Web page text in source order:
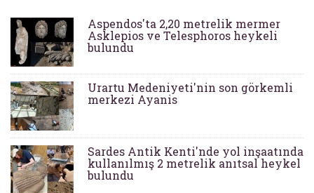
Aspendos'ta 2,20 metrelik mermer
Asklepios ve Telesphoros heykeli
bulundu
Urartu Medeniyeti'nin son görkemli
merkezi Ayanis
Sardes Antik Kenti'nde yol inşaatında
kullanılmış 2 metrelik anıtsal heykel
bulundu